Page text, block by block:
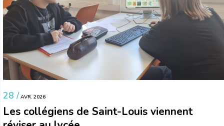
28 / AVR. 2026
Les collégiens de Saint-Louis viennent